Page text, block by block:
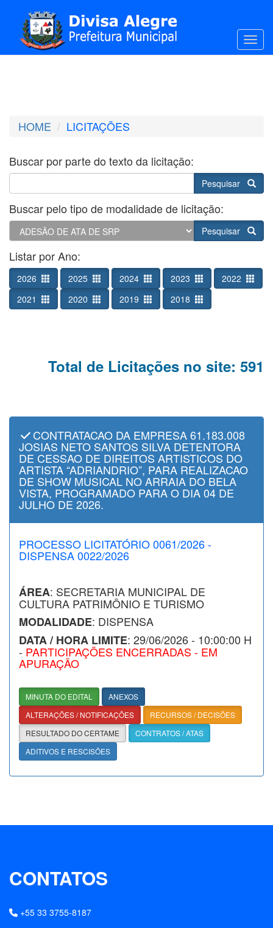
HOME LICITAÇÕES
Buscar por parte do texto da licitação:
Pesquisar
Buscar pelo tipo de modalidade de licitação:
Pesquisar
Listar por Ano:
2026 2025 2024 2023
2022
2021
2020 2019 2018
Total de Licitações no site: 591
CONTRATACAO DA EMPRESA 61.183.008
JOSIAS NETO SANTOS SILVA DETENTORA
DE CESSAO DE DIREITOS ARTISTICOS DO
ARTISTA “ADRIANDRIO”, PARA REALIZACAO
DE SHOW MUSICAL NO ARRAIA DO BELA
VISTA, PROGRAMADO PARA O DIA 04 DE
JULHO DE 2026.
PROCESSO LICITATÓRIO 0061/2026 -
DISPENSA 0022/2026
ÁREA: SECRETARIA MUNICIPAL DE
CULTURA PATRIMÔNIO E TURISMO
MODALIDADE: DISPENSA
DATA / HORA LIMITE: 29/06/2026 - 10:00:00 H
- PARTICIPAÇÕES ENCERRADAS - EM
APURAÇÃO
MINUTA DO EDITAL
ANEXOS
ALTERAÇÕES / NOTIFICAÇÕES
RECURSOS / DECISÕES
RESULTADO DO CERTAME
CONTRATOS / ATAS
ADITIVOS E RESCISÕES
CONTATOS
+55 33 3755-8187